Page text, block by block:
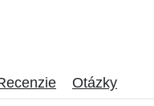
Otázky